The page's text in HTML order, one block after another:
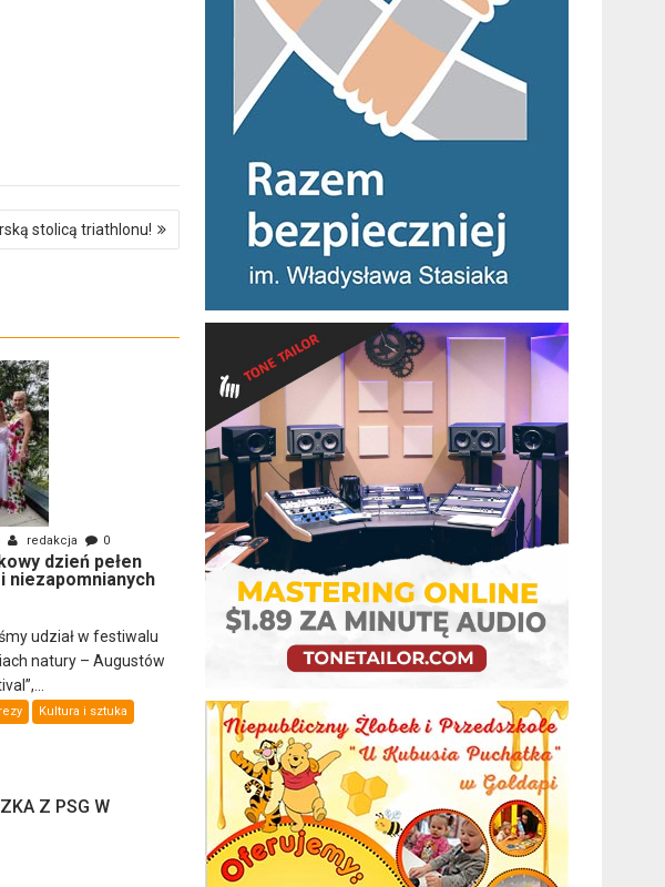
stolicą triathlonu!
redakcja 0
dzień pełen
niezapomnianych
udział w festiwalu
natury – Augustów
Kultura i sztuka
Z PSG W